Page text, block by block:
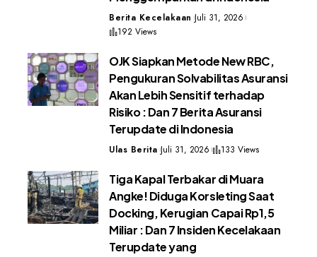
Berita Kecelakaan Juli 31, 2026
192 Views
OJK Siapkan Metode New RBC,
Pengukuran Solvabilitas Asuransi
Akan Lebih Sensitif terhadap
Risiko : Dan 7 Berita Asuransi
Terupdate di Indonesia
Ulas Berita Juli 31, 2026 133 Views
Tiga Kapal Terbakar di Muara
Angke! Diduga Korsleting Saat
Docking, Kerugian Capai Rp1,5
Miliar : Dan 7 Insiden Kecelakaan
Terupdate yang